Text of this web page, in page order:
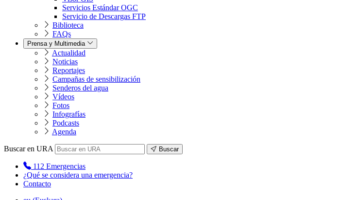
Servicios Estándar OGC
Servicio de Descargas FTP
Biblioteca
FAQs
Prensa y Multimedia
Actualidad
Noticias
Reportajes
Campañas de sensibilización
Senderos del agua
Vídeos
Fotos
Infografías
Podcasts
Agenda
Buscar en URA Buscar
112 Emergencias
¿Qué se considera una emergencia?
Contacto